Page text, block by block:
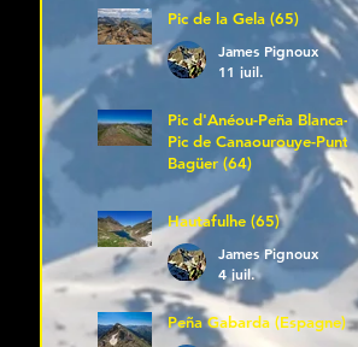
Pic de la Gela (65)
James Pignoux
11 juil.
Pic d'Anéou-Peña Blanca-
Pic de Canaourouye-Punta
Bagüer (64)
James Pignoux
5 juil.
Hautafulhe (65)
James Pignoux
4 juil.
Peña Gabarda (Espagne)